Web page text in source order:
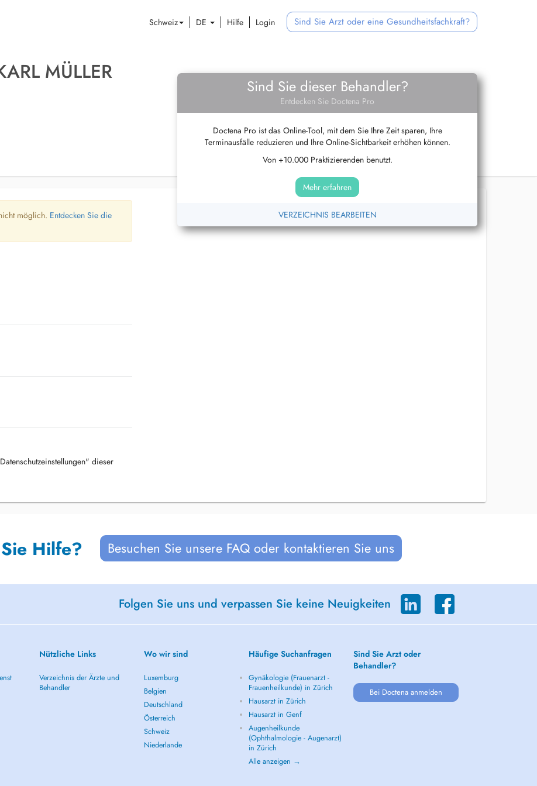
Schweiz DE Hilfe Login Sind Sie Arzt oder eine Gesundheitsfachkraft?
MÜLLER
Sind Sie dieser Behandler?
Entdecken Sie Doctena Pro
Doctena Pro ist das Online-Tool, mit dem Sie Ihre Zeit sparen, Ihre
Terminausfälle reduzieren und Ihre Online-Sichtbarkeit erhöhen können.
Von +10.000 Praktizierenden benutzt.
Mehr erfahren
VERZEICHNIS BEARBEITEN
möglich. Entdecken Sie die
dieser
Hilfe? Besuchen Sie unsere FAQ oder kontaktieren Sie uns
Folgen Sie uns und verpassen Sie keine Neuigkeiten
Nützliche Links
Verzeichnis der Ärzte und
Behandler
Wo wir sind
Luxemburg
Belgien
Deutschland
Österreich
Schweiz
Niederlande
Häufige Suchanfragen
Gynäkologie (Frauenarzt -
Frauenheilkunde) in Zürich
Hausarzt in Zürich
Hausarzt in Genf
Augenheilkunde
(Ophthalmologie - Augenarzt)
in Zürich
Alle anzeigen →
Sind Sie Arzt oder
Behandler?
Bei Doctena anmelden